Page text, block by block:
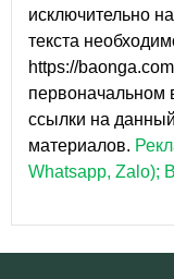
исключительно
текста
https://
первоначальном
ссылки на
материалов.
Whatsapp, Zalo);